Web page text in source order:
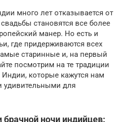
много лет отказывается от
становятся все более
манер. Но есть и
где придерживаются всех
старинные и, на первый
посмотрим на те традиции
которые кажутся нам
для
ночи индийцев: